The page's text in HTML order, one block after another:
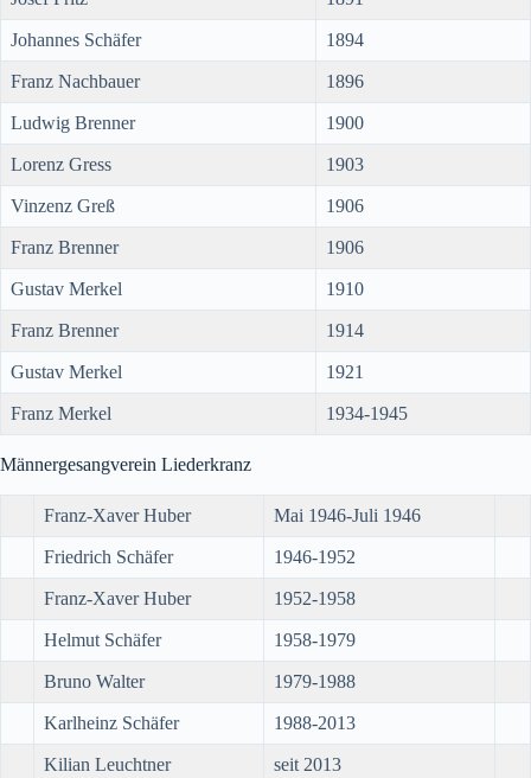
Johannes Schäfer 1894
Franz Nachbauer 1896
Ludwig Brenner 1900
Lorenz Gress 1903
Vinzenz Greß 1906
Franz Brenner 1906
Gustav Merkel 1910
Franz Brenner 1914
Gustav Merkel 1921
Franz Merkel 1934-1945
Männergesangverein Liederkranz
Franz-Xaver Huber Mai 1946-Juli 1946
Friedrich Schäfer 1946-1952
Franz-Xaver Huber 1952-1958
Helmut Schäfer 1958-1979
Bruno Walter 1979-1988
Karlheinz Schäfer 1988-2013
Kilian Leuchtner seit 2013